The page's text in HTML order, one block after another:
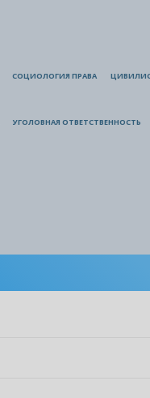
СОЦИОЛОГИЯ ПРАВА
УГОЛОВНАЯ ОТВЕТСТВЕННОСТЬ